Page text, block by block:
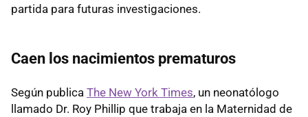
partida para futuras investigaciones.
Caen los nacimientos prematuros
Según publica The New York Times, un neonatólogo
llamado Dr. Roy Phillip que trabaja en la Maternidad de